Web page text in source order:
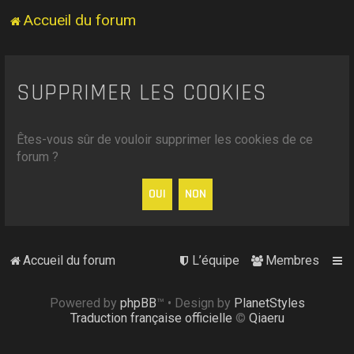
Accueil du forum
SUPPRIMER LES COOKIES
Êtes-vous sûr de vouloir supprimer les cookies de ce
forum ?
Accueil du forum Membres
L’équipe
Powered by phpBB™ • Design by PlanetStyles
Traduction française officielle © Qiaeru